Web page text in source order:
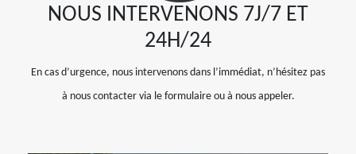
NOUS INTERVENONS 7J/7 ET
24H/24
En cas d’urgence, nous intervenons dans l’immédiat, n’hésitez pas
à nous contacter via le formulaire ou à nous appeler.